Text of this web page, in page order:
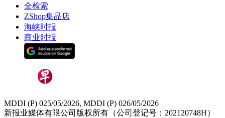
全检索
ZShop集品店
海峡时报
商业时报
MDDI (P) 025/05/2026, MDDI (P) 026/05/2026
新报业媒体有限公司版权所有（公司登记号：202120748H）